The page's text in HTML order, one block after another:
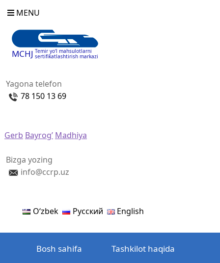
MENU
MCHJ Temir yo‘l mahsulotlarni
sertifikatlashtirish markazi
Yagona telefon
78 150 13 69
Gerb Bayrog’ Madhiya
Bizga yozing
info@ccrp.uz
Oʻzbek Русский English
Bosh sahifa Tashkilot haqida